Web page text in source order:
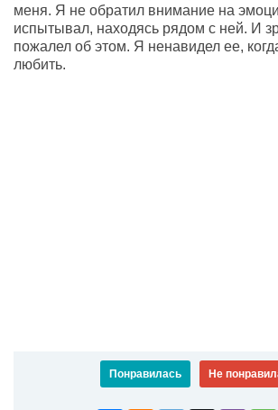
меня. Я не обратил внимание на
испытывал, находясь рядом с ней. И
пожалел об этом. Я ненавидел ее,
любить.
Понравилась Не